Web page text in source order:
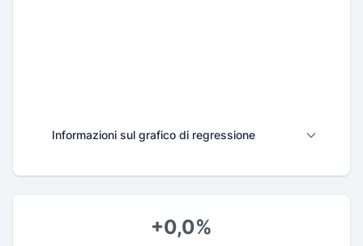
Informazioni sul grafico di regressione
+0,0%